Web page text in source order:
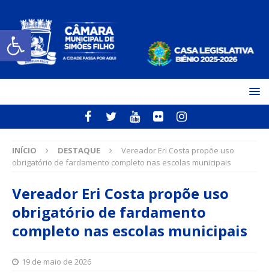
Open toolbar
INÍCIO DESTAQUE
Vereador Eri Costa propõe uso
obrigatório de fardamento completo nas escolas municipais
Vereador Eri Costa propõe uso
obrigatório de fardamento
completo nas escolas municipais
19 de maio de 2026